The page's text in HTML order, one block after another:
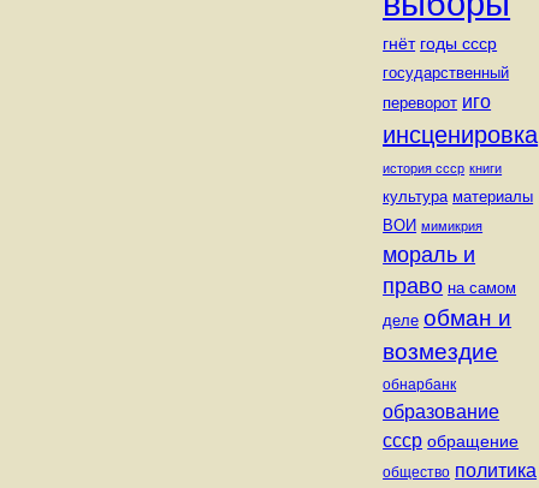
гнёт годы ссср
государственный
переворот иго
инсценировка
история ссср книги
культура материалы
ВОИ мимикрия
мораль и
право на самом
деле обман и
возмездие
обнарбанк
образование
ссср обращение
общество политика